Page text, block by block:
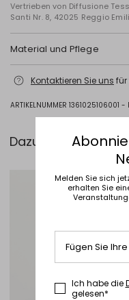
Vertrieben von Diffusione
Santi Nr. 8, 42025 Reggio
Material und Pflege
behandeln; nicht im
reinigung mit
100% schurwolle.
Kontaktieren Sie uns für
ARTIKELNUMMER 1361025106001 -
Dazu passt ...
Melden Sie sich
erhalten Sie
Fügen Sie
Ich habe die
gelesen*